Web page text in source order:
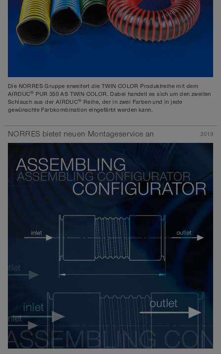
Die NORRES Gruppe erweitert die TWIN COLOR Produktreihe mit dem
AIRDUC® PUR 350 AS TWIN COLOR. Dabei handelt es sich um den zweiten
Schlauch aus der AIRDUC® Reihe, der in zwei Farben und in jede
gewünschte Farbkombination eingefärbt werden kann.
NORRES bietet neuen Montageservice an 2019